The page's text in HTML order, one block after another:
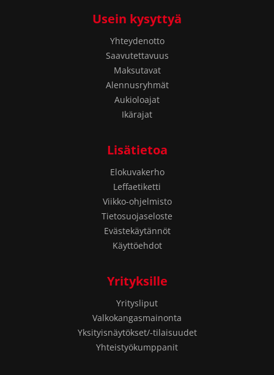
Usein kysyttyä
Yhteydenotto
Saavutettavuus
Maksutavat
Alennusryhmät
Aukioloajat
Ikärajat
Lisätietoa
Elokuvakerho
Leffaetiketti
Viikko-ohjelmisto
Tietosuojaseloste
Evästekäytännöt
Käyttöehdot
Yrityksille
Yritysliput
Valkokangasmainonta
Yksityisnäytökset/-tilaisuudet
Yhteistyökumppanit